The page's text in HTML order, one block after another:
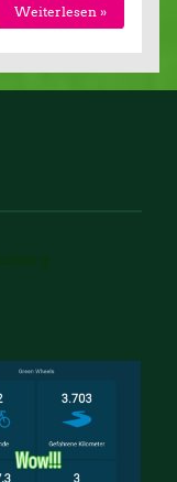
Weiterlesen »